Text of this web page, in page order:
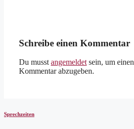
Schreibe einen Kommentar
Du musst angemeldet sein, um einen
Kommentar abzugeben.
Sprechzeiten